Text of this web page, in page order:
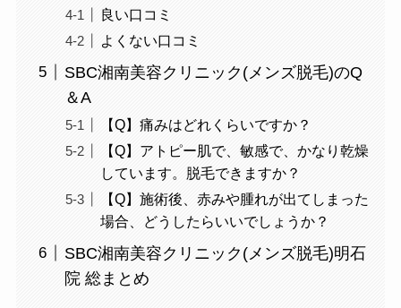
良い口コミ
よくない口コミ
SBC湘南美容クリニック(メンズ脱毛)のQ
＆A
【Q】痛みはどれくらいですか？
【Q】アトピー肌で、敏感で、かなり乾燥
しています。脱毛できますか？
【Q】施術後、赤みや腫れが出てしまった
場合、どうしたらいいでしょうか？
SBC湘南美容クリニック(メンズ脱毛)明石
院 総まとめ